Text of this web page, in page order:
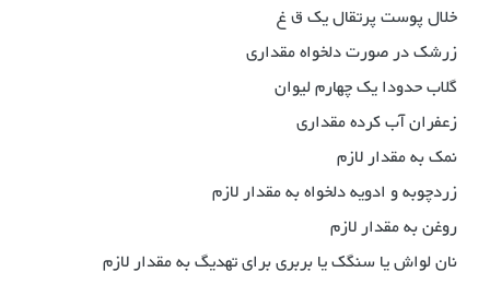
خلال پوست پرتقال یک ق غ
زرشک در صورت دلخواه مقداری
گلاب حدودا یک چهارم لیوان
زعفران آب کرده مقداری
نمک به مقدار لازم
زردچوبه و ادویه دلخواه به مقدار لازم
روغن به مقدار لازم
نان لواش یا سنگک یا بربری برای تهدیگ به مقدار لازم